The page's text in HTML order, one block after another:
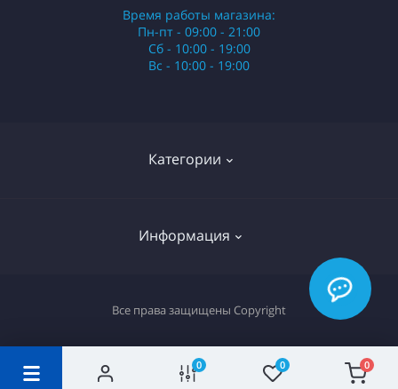
0 0 0
Категории
Российские сигареты
Информация
Вопрос-ответ
Время работы магазина:
Пн-пт - 09:00 - 21:00
Сб - 10:00 - 19:00
Вс - 10:00 - 19:00
Все права защищены Copyright